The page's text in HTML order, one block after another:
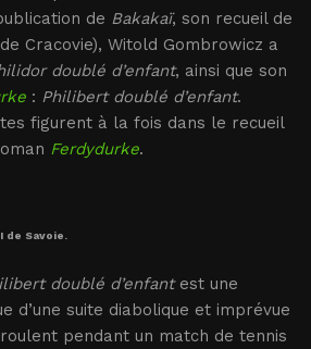
de Bakakaï, son recueil de
Cracovie), Witold Gombrowicz a
doublé d’enfant, ainsi que son
: Philibert doublé d’enfant.
figurent à la fois dans le recueil
Ferdydurke.
Savoie.
doublé d’enfantest une
d’une suite diabolique et imprévue
pendant un match de tennis